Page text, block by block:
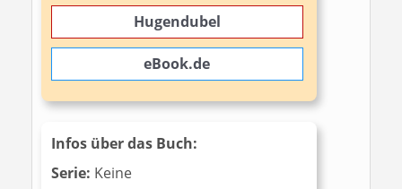
Hugendubel
eBook.de
Infos über das Buch:
Serie: Keine